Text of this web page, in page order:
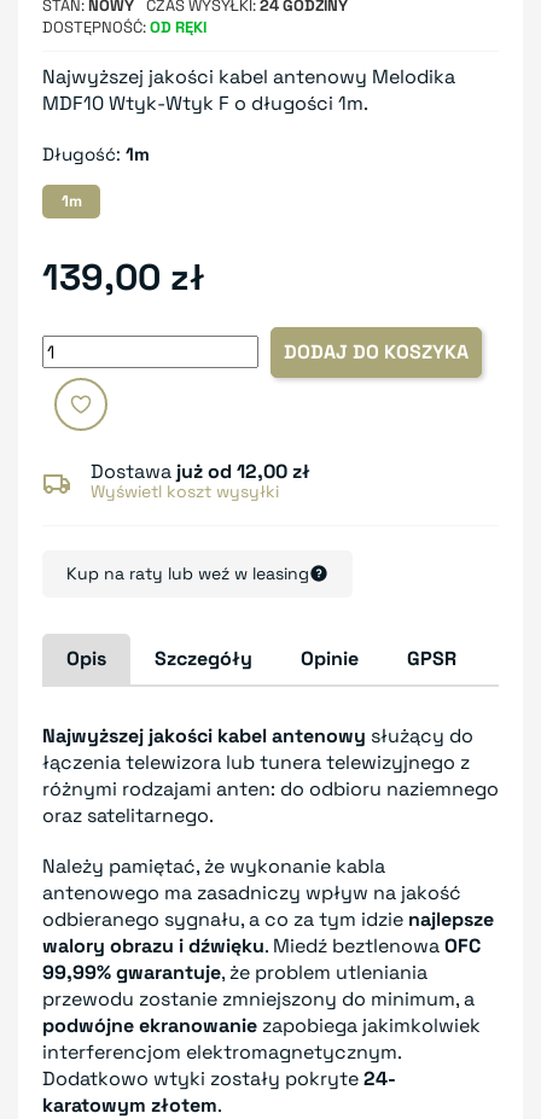
STAN NOWY CZAS WYSYŁKI 24 GODZINY
DOSTĘPNOŚĆ OD RĘKI
Najwyższej jakości kabel antenowy Melodika
MDF10 Wtyk-Wtyk F o długości 1m.
Długość: 1m
1m
139,00 zł
DODAJ DO KOSZYKA
Dostawa już od 12,00 zł
Wyświetl koszt wysyłki
Kup na raty lub weź w leasing
Opis Szczegóły Opinie GPSR
Najwyższej jakości kabel antenowy służący do
łączenia telewizora lub tunera telewizyjnego z
różnymi rodzajami anten: do odbioru naziemnego
oraz satelitarnego.
Należy pamiętać, że wykonanie kabla
antenowego ma zasadniczy wpływ na jakość
odbieranego sygnału, a co za tym idzie najlepsze
walory obrazu i dźwięku. Miedź beztlenowaOFC
99,99% gwarantuje, że problem utleniania
przewodu zostanie zmniejszony do minimum, a
podwójne ekranowanie zapobiega jakimkolwiek
interferencjom elektromagnetycznym.
Dodatkowo wtyki zostały pokryte24-
karatowym złotem.